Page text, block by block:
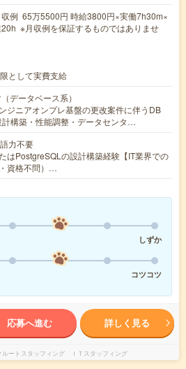
例 65万5500円 時給3800円×実働7h30m×
※月収例を保証するものではありませ
として実費支給
データベース系）
ジニアオンプレ基盤の更改案件に伴うDB
構築・性能調整・データセンタ…
力不要
はPostgreSQLの設計構築経験【IT業界での
資格不問）…
しずか
コツコツ
応募へ進む 詳しく見る
ルートスタッフィング ＩＴスタッフィング